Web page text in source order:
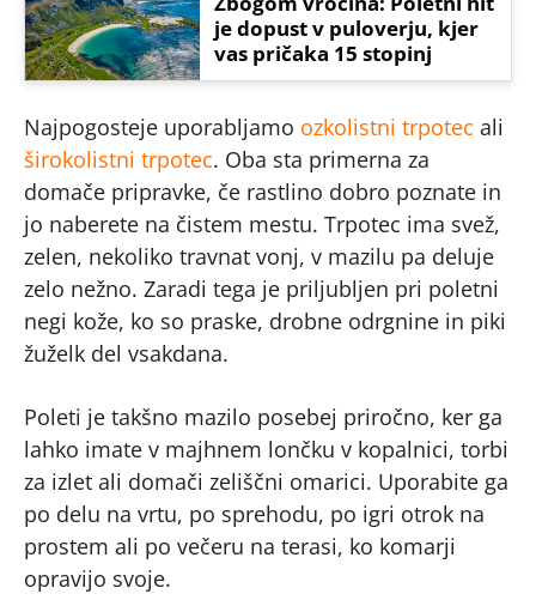
je dopust v puloverju, kjer
vas pričaka 15 stopinj
Najpogosteje uporabljamo ozkolistni trpotec ali
širokolistni trpotec. Oba sta primerna za
domače pripravke, če rastlino dobro poznate in
jo naberete na čistem mestu. Trpotec ima svež,
zelen, nekoliko travnat vonj, v mazilu pa deluje
zelo nežno. Zaradi tega je priljubljen pri poletni
negi kože, ko so praske, drobne odrgnine in piki
žuželk del vsakdana.
Poleti je takšno mazilo posebej priročno, ker ga
lahko imate v majhnem lončku v kopalnici, torbi
za izlet ali domači zeliščni omarici. Uporabite ga
po delu na vrtu, po sprehodu, po igri otrok na
prostem ali po večeru na terasi, ko komarji
opravijo svoje.